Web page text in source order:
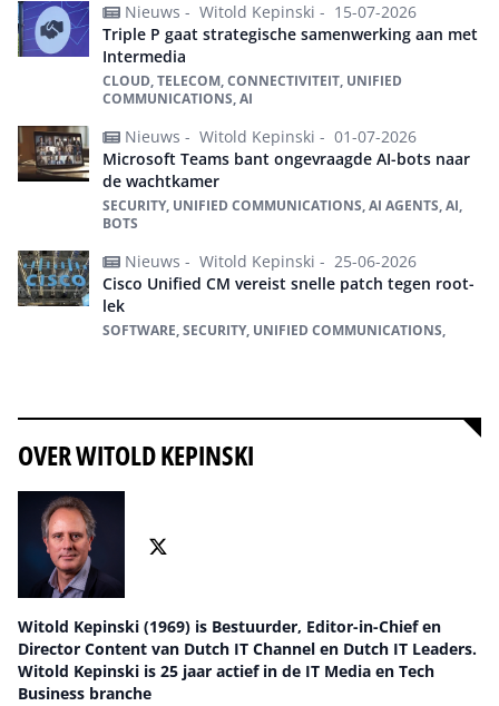
Nieuws - Witold Kepinski - 15-07-2026
Triple P gaat strategische samenwerking aan met
Intermedia
CLOUD, TELECOM, CONNECTIVITEIT, UNIFIED
COMMUNICATIONS, AI
Nieuws - Witold Kepinski - 01-07-2026
Microsoft Teams bant ongevraagde AI-bots naar
de wachtkamer
SECURITY, UNIFIED COMMUNICATIONS, AI AGENTS, AI,
BOTS
Nieuws - Witold Kepinski - 25-06-2026
Cisco Unified CM vereist snelle patch tegen root-
lek
SOFTWARE, SECURITY, UNIFIED COMMUNICATIONS,
OVER WITOLD KEPINSKI
Witold Kepinski (1969) is Bestuurder, Editor-in-Chief en
Director Content van Dutch IT Channel en Dutch IT Leaders.
Witold Kepinski is 25 jaar actief in de IT Media en Tech
Business branche